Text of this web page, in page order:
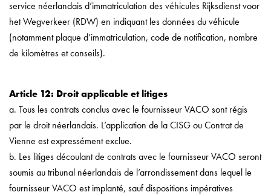
service néerlandais d’immatriculation des véhicules Rijksdienst voor
het Wegverkeer (RDW) en indiquant les données du véhicule
(notamment plaque d’immatriculation, code de notification, nombre
de kilomètres et conseils).
Article 12: Droit applicable et litiges
a. Tous les contrats conclus avec le fournisseur VACO sont régis
par le droit néerlandais. L’application de la CISG ou Contrat de
Vienne est expressément exclue.
b. Les litiges découlant de contrats avec le fournisseur VACO seront
soumis au tribunal néerlandais de l’arrondissement dans lequel le
fournisseur VACO est implanté, sauf dispositions impératives